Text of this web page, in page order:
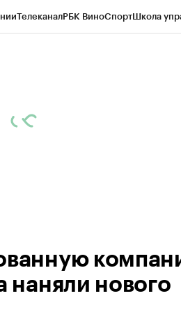
ТелеканалРБК ВиноСпортШкола
наняли нового